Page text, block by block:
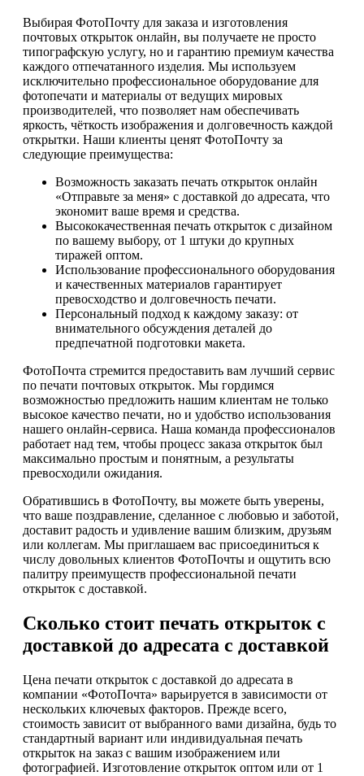
Выбирая ФотоПочту для заказа и изготовления
почтовых открыток онлайн, вы получаете не просто
типографскую услугу, но и гарантию премиум качества
каждого отпечатанного изделия. Мы используем
исключительно профессиональное оборудование для
фотопечати и материалы от ведущих мировых
производителей, что позволяет нам обеспечивать
яркость, чёткость изображения и долговечность каждой
открытки. Наши клиенты ценят ФотоПочту за
следующие преимущества:
Возможность заказать печать открыток онлайн
«Отправьте за меня» с доставкой до адресата, что
экономит ваше время и средства.
Высококачественная печать открыток с дизайном
по вашему выбору, от 1 штуки до крупных
тиражей оптом.
Использование профессионального оборудования
и качественных материалов гарантирует
превосходство и долговечность печати.
Персональный подход к каждому заказу: от
внимательного обсуждения деталей до
предпечатной подготовки макета.
ФотоПочта стремится предоставить вам лучший сервис
по печати почтовых открыток. Мы гордимся
возможностью предложить нашим клиентам не только
высокое качество печати, но и удобство использования
нашего онлайн-сервиса. Наша команда профессионалов
работает над тем, чтобы процесс заказа открыток был
максимально простым и понятным, а результаты
превосходили ожидания.
Обратившись в ФотоПочту, вы можете быть уверены,
что ваше поздравление, сделанное с любовью и заботой,
доставит радость и удивление вашим близким, друзьям
или коллегам. Мы приглашаем вас присоединиться к
числу довольных клиентов ФотоПочты и ощутить всю
палитру преимуществ профессиональной печати
открыток с доставкой.
Сколько стоит печать открыток с
доставкой до адресата с доставкой
Цена печати открыток с доставкой до адресата в
компании «ФотоПочта» варьируется в зависимости от
нескольких ключевых факторов. Прежде всего,
стоимость зависит от выбранного вами дизайна, будь то
стандартный вариант или индивидуальная печать
открыток на заказ с вашим изображением или
фотографией. Изготовление открыток оптом или от 1